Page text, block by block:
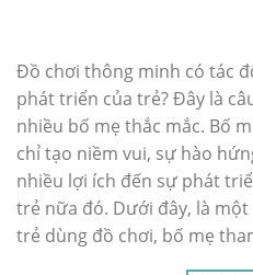
Đồ chơi thông minh có tác
phát triển của trẻ? Đây là
nhiều bố mẹ thắc mắc. Bố
chỉ tạo niềm vui, sự hào
nhiều lợi ích đến sự phát
trẻ nữa đó. Dưới đây, là
trẻ dùng đồ chơi, bố mẹ